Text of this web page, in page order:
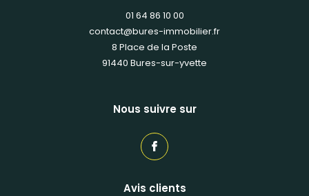
01 64 86 10 00
contact@bures-immobilier.fr
8 Place de la Poste
91440
bures-sur-yvette
Nous suivre sur
Avis clients